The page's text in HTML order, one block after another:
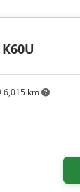
6,015 km
K60U